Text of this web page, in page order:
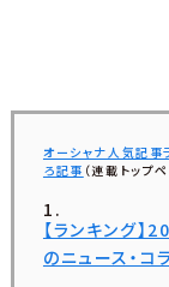
オーシャナ人気記事
ろ記事 （連載トップ
【ランキング
のニュース・コ